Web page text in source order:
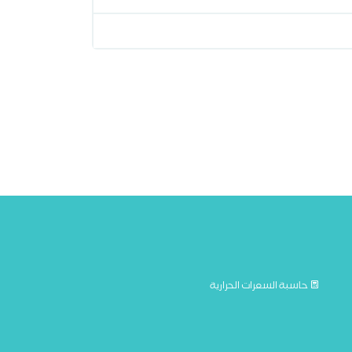
حاسبة السعرات الحرارية